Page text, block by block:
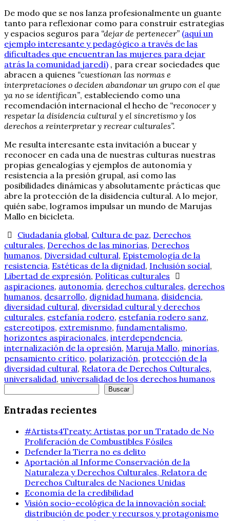
De modo que se nos lanza profesionalmente un guante
tanto para reflexionar como para construir estrategias
y espacios seguros para “dejar de pertenecer” (aquí un
ejemplo interesante y pedagógico a través de las
dificultades que encuentran las mujeres para dejar
atrás la comunidad jaredí) , para crear sociedades que
abracen a quienes “cuestionan las normas e
interpretaciones o deciden abandonar un grupo con el que
ya no se identifican”, estableciendo como una
recomendación internacional el hecho de “reconocer y
respetar la disidencia cultural y el sincretismo y los
derechos a reinterpretar y recrear culturales”.
Me resulta interesante esta invitación a bucear y
reconocer en cada una de nuestras culturas nuestras
propias genealogías y ejemplos de autonomía y
resistencia a la presión grupal, así como las
posibilidades dinámicas y absolutamente prácticas que
abre la protección de la disidencia cultural. A lo mejor,
quién sabe, logramos impulsar un mundo de Marujas
Mallo en bicicleta.
Ciudadanía global, Cultura de paz, Derechos
culturales, Derechos de las minorías, Derechos
humanos, Diversidad cultural, Epistemología de la
resistencia, Estéticas de la dignidad, Inclusión social,
Libertad de expresión, Políticas culturales
aspiraciones, autonomía, derechos culturales, derechos
humanos, desarrollo, dignidad humana, disidencia,
diversidad cultural, diversidad cultural y derechos
culturales, estefanía rodero, estefanía rodero sanz,
estereotipos, extremisnmo, fundamentalismo,
horizontes aspiracionales, interdependencia,
internalización de la opresión, Maruja Mallo, minorías,
pensamiento crítico, polarización, protección de la
diversidad cultural, Relatora de Derechos Culturales,
universalidad, universalidad de los derechos humanos
Buscar
Entradas recientes
#Artists4Treaty: Artistas por un Tratado de No
Proliferación de Combustibles Fósiles
Defender la Tierra no es delito
Aportación al Informe Conservación de la
Naturaleza y Derechos Culturales, Relatora de
Derechos Culturales de Naciones Unidas
Economía de la credibilidad
Visión socio-ecológica de la innovación social:
distribución de poder y recursos y protagonismo